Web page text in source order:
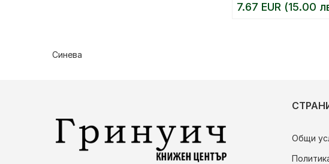
7.67 EUR (15.00
Синева
Общи